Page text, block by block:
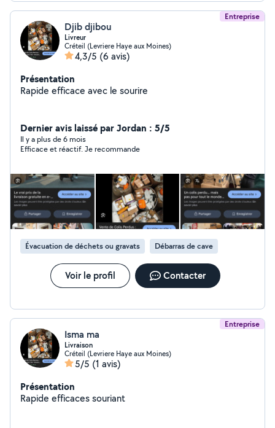
Entreprise
Djib djibou
Livreur
Créteil (Levriere Haye aux Moines)
4,3/5 (6 avis)
Présentation
Rapide efficace avec le sourire
Dernier avis laissé par Jordan : 5/5
Il y a plus de 6 mois
Efficace et réactif. Je recommande
Évacuation de déchets ou gravats Débarras de cave
Voir le profil Contacter
Entreprise
Isma ma
Livraison
Créteil (Levriere Haye aux Moines)
5/5 (1 avis)
Présentation
Rapide efficaces souriant